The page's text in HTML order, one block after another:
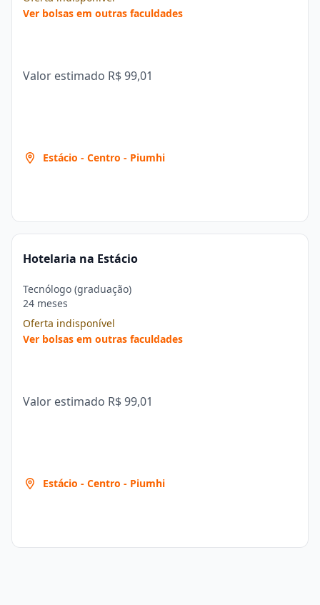
Ver bolsas em outras faculdades
Valor estimado R$ 99,01
Estácio - Centro - Piumhi
Hotelaria na Estácio
Tecnólogo (graduação)
24 meses
Oferta indisponível
Ver bolsas em outras faculdades
Valor estimado R$ 99,01
Estácio - Centro - Piumhi